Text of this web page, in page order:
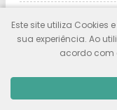
junho 2019
maio 2019
Este site utiliza
sua experiência. Ao
acordo com